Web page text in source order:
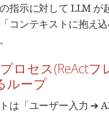
指示に対して LLM が
コンテキストに抱え
ロセス(ReActフ
ループ
は「ユーザー入力 ➔